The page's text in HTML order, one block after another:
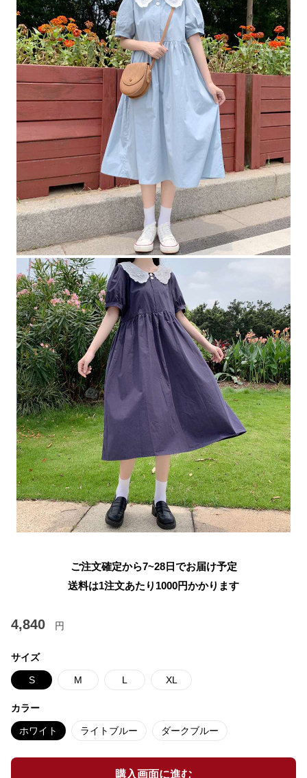
ご注文確定から7~28日でお届け予定
送料は1注文あたり 1000円かかります
4,840 円
サイズ
S M L XL
カラー
ホワイト ライトブルー ダークブルー
購入画面に進む